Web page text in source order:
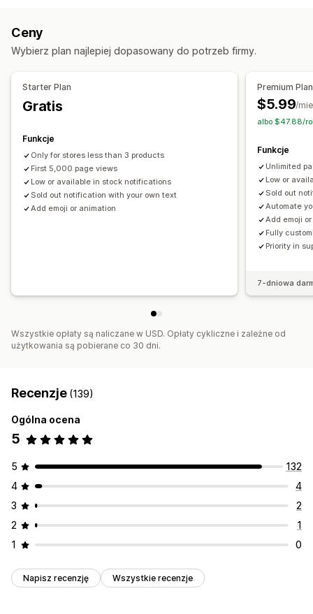
Ustawienia alertów
Ceny
Wybierz plan najlepiej dopasowany do potrzeb firmy.
Starter Plan
Gratis
Funkcje
Only for stores less than 3 products
First 5,000 page views
Low or available in stock notifications
Sold out notification with your own text
Add emoji or animation
Premium Plan
$5.99/
albo $47.88/
Funkcje
Unlimited
Low or
Sold out
Automate
Add emoji
Fully
Priority in
7-dniowa
Wszystkie opłaty są naliczane w USD. Opłaty cykliczne i zależne od
użytkowania są pobierane co 30 dni.
Recenzje (139)
Ogólna ocena
5
5
132
4
4
3
2
2
1
1
0
Napisz recenzję Wszystkie recenzje